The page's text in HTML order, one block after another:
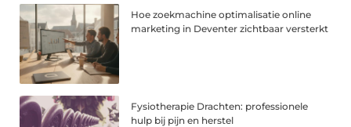
Hoe zoekmachine optimalisatie online
marketing in Deventer zichtbaar versterkt
Fysiotherapie Drachten: professionele
hulp bij pijn en herstel